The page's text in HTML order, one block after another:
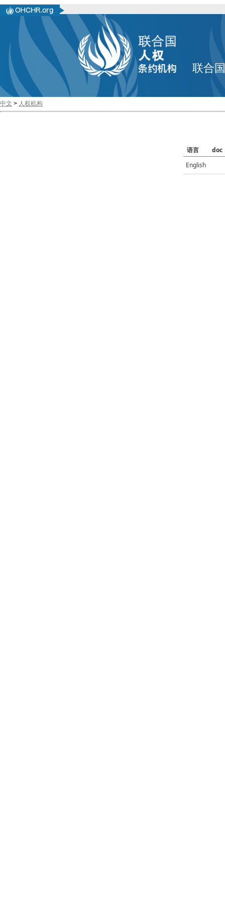
联合
中文 > 人权机构
语言
doc
English